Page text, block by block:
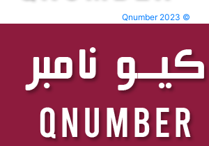
Qnumber 2023 ©